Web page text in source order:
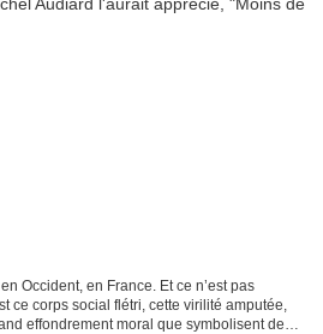
Occident, en France. Et ce n’est pas
ce corps social flétri, cette virilité amputée,
effondrement moral que symbolisent deux